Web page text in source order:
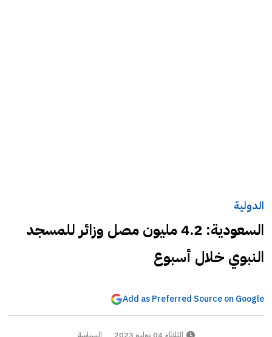
الدولية
السعودية: 4.2 مليون مصل وزائر للمسجد
النبوي خلال أسبوع
Add as Preferred Source on Google